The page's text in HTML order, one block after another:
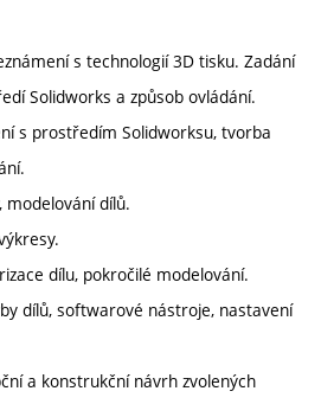
s technologií 3D tisku. Zadání
Solidworks a způsob ovládání.
s prostředím Solidworksu, tvorba
modelování dílů.
dílu, pokročilé modelování.
dílů, softwarové nástroje, nastavení
a konstrukční návrh zvolených